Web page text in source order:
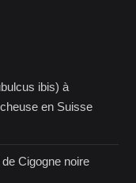
ibis) à
en Suisse
Cigogne noire